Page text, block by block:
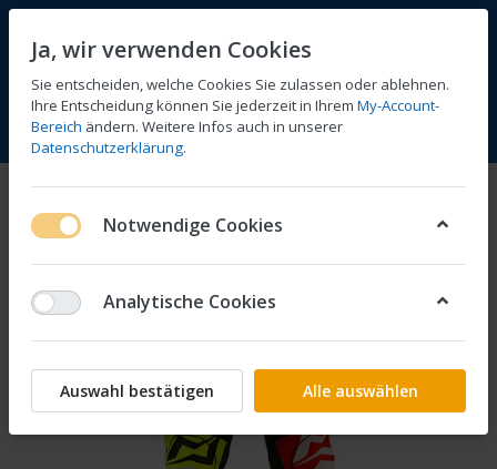
Menü Anmelden Vergleichen Wunschliste
Ja, wir verwenden Cookies
Sie entscheiden, welche Cookies Sie zulassen oder ablehnen.
Ihre Entscheidung können Sie jederzeit in Ihrem My-Account-
Bereich ändern. Weitere Infos auch in unserer
Datenschutzerklärung.
Notwendige Cookies
Analytische Cookies
Auswahl bestätigen Alle auswählen